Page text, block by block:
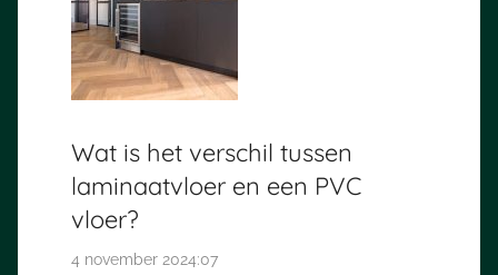
Wat is het verschil tussen
laminaatvloer en een PVC
vloer?
4 november 2024:07